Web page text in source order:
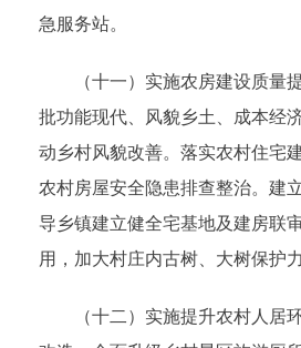
急服务站。
（十一）实施农房建设质量提
批功能现代、风貌乡土、成本经
动乡村风貌改善。落实农村住宅
农村房屋安全隐患排查整治。建
导乡镇建立健全宅基地及建房联
用，加大村庄内古树、大树保护
（十二）实施提升农村人居环